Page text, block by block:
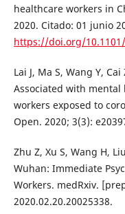
healthcare workers in
2020. Citado: 01 junio
https://doi.org/
Lai J, Ma S, Wang Y,
Associated with
workers exposed to
Open. 2020; 3(3):
Zhu Z, Xu S, Wang H,
Wuhan: Immediate
Workers. medRxiv.
2020.02.20.20025338.